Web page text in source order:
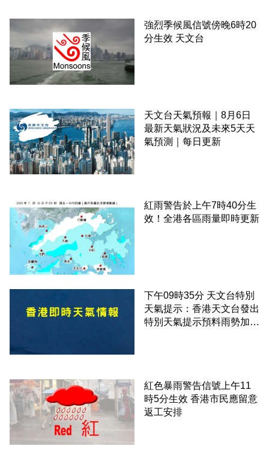
強烈季候風信號傍晚6時20
分生效 天文台
天文台天氣預報｜8月6日
最新天氣狀況及未來5天天
氣預測｜每日更新
紅雨警告於上午7時40分生
效！全港各區雨量即時更新
下午09時35分 天文台特別
天氣提示：香港天文台發出
特別天氣提示預料雨勢加劇
紅色暴雨警告信號上午11
時5分生效 香港市民應留意
返工安排